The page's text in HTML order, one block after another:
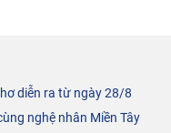
diễn ra từ ngày 28/8
nghệ nhân Miền Tây